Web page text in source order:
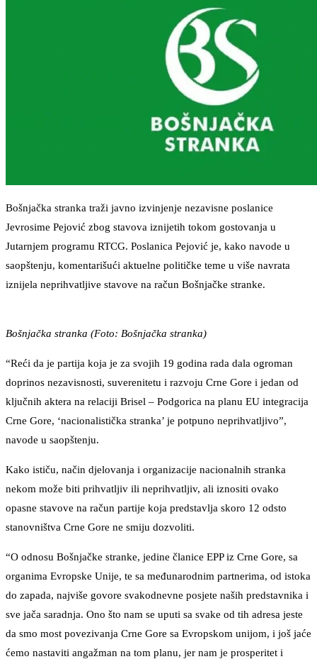
Bošnjačka stranka traži javno izvinjenje nezavisne poslanice
Jevrosime Pejović zbog stavova iznijetih tokom gostovanja u
Jutarnjem programu RTCG. Poslanica Pejović je, kako navode u
saopštenju, komentarišući aktuelne političke teme u više navrata
iznijela neprihvatljive stavove na račun Bošnjačke stranke.
Bošnjačka stranka (Foto: Bošnjačka stranka)
“Reći da je partija koja je za svojih 19 godina rada dala ogroman
doprinos nezavisnosti, suverenitetu i razvoju Crne Gore i jedan od
ključnih aktera na relaciji Brisel – Podgorica na planu EU integracija
Crne Gore, ‘nacionalistička stranka’ je potpuno neprihvatljivo”,
navode u saopštenju.
Kako ističu, način djelovanja i organizacije nacionalnih stranka
nekom može biti prihvatljiv ili neprihvatljiv, ali iznositi ovako
opasne stavove na račun partije koja predstavlja skoro 12 odsto
stanovništva Crne Gore ne smiju dozvoliti.
“O odnosu Bošnjačke stranke, jedine članice EPP iz Crne Gore, sa
organima Evropske Unije, te sa međunarodnim partnerima, od istoka
do zapada, najviše govore svakodnevne posjete naših predstavnika i
sve jača saradnja. Ono što nam se uputi sa svake od tih adresa jeste
da smo most povezivanja Crne Gore sa Evropskom unijom, i još jaće
ćemo nastaviti angažman na tom planu, jer nam je prosperitet i